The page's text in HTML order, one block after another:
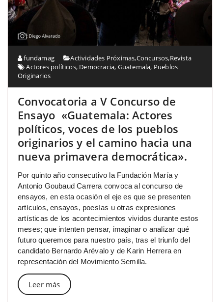
fundamag Actividades Próximas,Concursos,Revista
Actores políticos, Democracia, Guatemala, Pueblos
Originarios
Convocatoria a V Concurso de
Ensayo «Guatemala: Actores
políticos, voces de los pueblos
originarios y el camino hacia una
nueva primavera democrática».
Por quinto año consecutivo la Fundación María y
Antonio Goubaud Carrera convoca al concurso de
ensayos, en esta ocasión el eje es que se presenten
artículos, ensayos, poesías u otras expresiones
artísticas de los acontecimientos vividos durante estos
meses; que intenten pensar, imaginar o analizar qué
futuro queremos para nuestro país, tras el triunfo del
candidato Bernardo Arévalo y de Karin Herrera en
representación del Movimiento Semilla.
Leer más